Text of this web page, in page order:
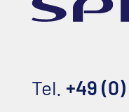
Tel. +49